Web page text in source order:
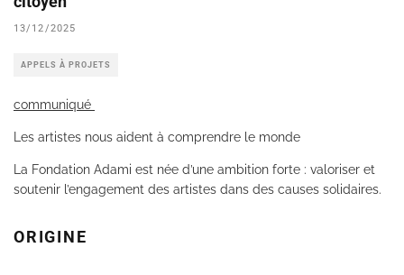
13/12/2025
APPELS À PROJETS
communiqué
Les artistes nous aident à comprendre le monde
La Fondation Adami est née d’une ambition forte : valoriser et
soutenir l’engagement des artistes dans des causes solidaires.
ORIGINE